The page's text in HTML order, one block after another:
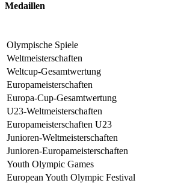
Medaillen
Olympische Spiele
Weltmeisterschaften
Weltcup-Gesamtwertung
Europameisterschaften
Europa-Cup-Gesamtwertung
U23-Weltmeisterschaften
Europameisterschaften U23
Junioren-Weltmeisterschaften
Junioren-Europameisterschaften
Youth Olympic Games
European Youth Olympic Festival